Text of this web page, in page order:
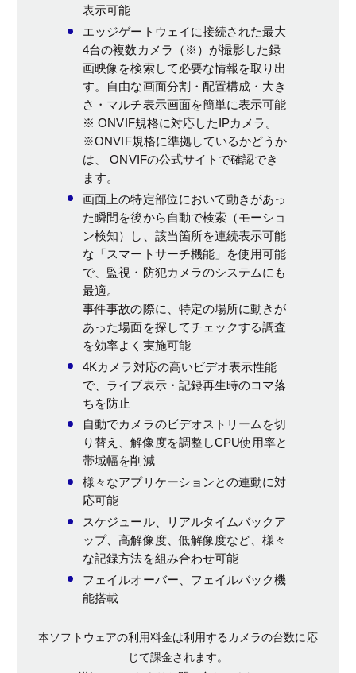
表示可能
エッジゲートウェイに接続された最大
4台の複数カメラ（※）が撮影した録
画映像を検索して必要な情報を取り出
す。自由な画面分割・配置構成・大き
さ・マルチ表示画面を簡単に表示可能
※ ONVIF規格に対応したIPカメラ。
※ONVIF規格に準拠しているかどうか
は、 ONVIFの公式サイトで確認でき
ます。
画面上の特定部位において動きがあっ
た瞬間を後から自動で検索（モーショ
ン検知）し、該当箇所を連続表示可能
な「スマートサーチ機能」を使用可能
で、監視・防犯カメラのシステムにも
最適。
事件事故の際に、特定の場所に動きが
あった場面を探してチェックする調査
を効率よく実施可能
4Kカメラ対応の高いビデオ表示性能
で、ライブ表示・記録再生時のコマ落
ちを防止
自動でカメラのビデオストリームを切
り替え、解像度を調整しCPU使用率と
帯域幅を削減
様々なアプリケーションとの連動に対
応可能
スケジュール、リアルタイムバックア
ップ、高解像度、低解像度など、様々
な記録方法を組み合わせ可能
フェイルオーバー、フェイルバック機
能搭載
本ソフトウェアの利用料金は利用するカメラの台数に応
じて課金されます。